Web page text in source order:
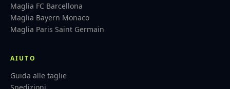
Maglia FC Barcellona
Maglia Bayern Monaco
Maglia Paris Saint Germain
AIUTO
Guida alle taglie
Spedizioni